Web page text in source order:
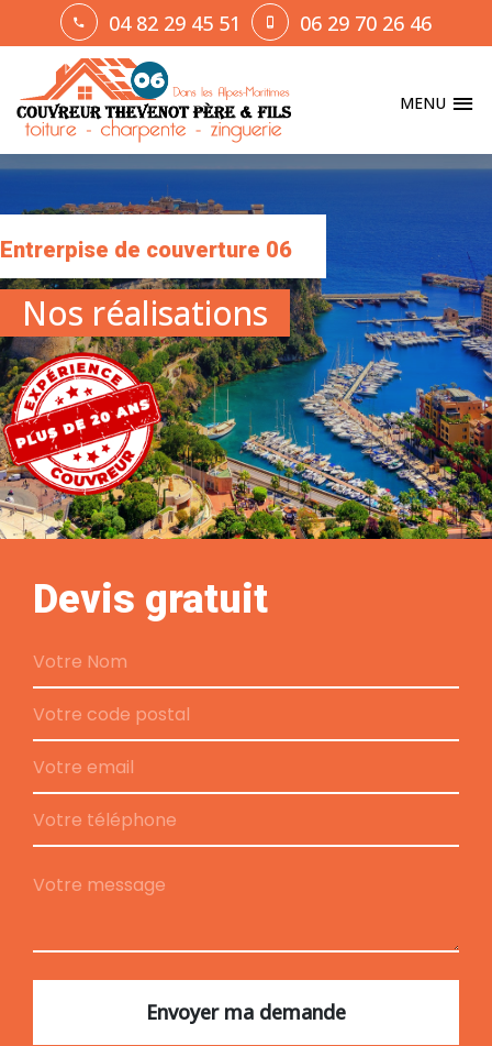
04 82 29 45 51 06 29 70 26 46
MENU
Nos réalisations
Entrerpise de couverture 06
Devis gratuit